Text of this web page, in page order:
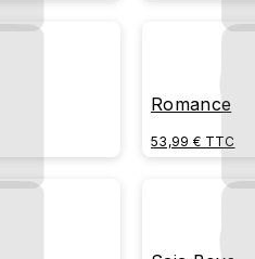
Romance
53,99 € TTC